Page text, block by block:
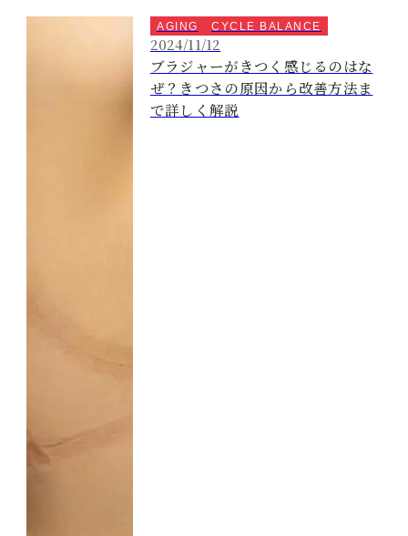
AGING CYCLE BALANCE
2024/11/12
ブラジャーがきつく感じるのはな
ぜ？きつさの原因から改善方法ま
で詳しく解説